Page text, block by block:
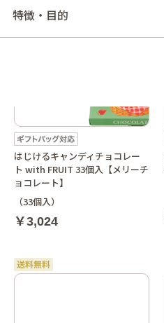
特徴・目的
はじけるキャンディチョコレー
ト with FRUIT 33個入【メリーチ
ョコレート】
（33個入）
￥3,024